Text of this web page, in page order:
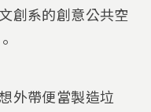
創系的創意公共空
外帶便當製造垃